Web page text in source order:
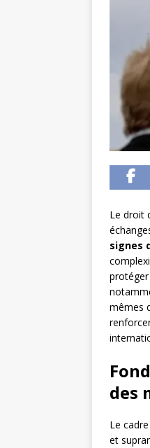
Le droit
signes
mêmes
des
Le
et